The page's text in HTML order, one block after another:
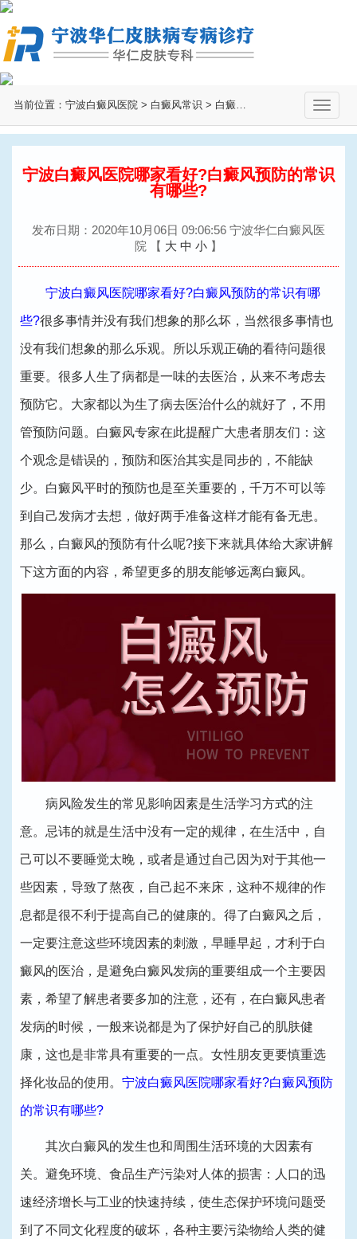
当前位置： 宁波白癜风医院 > 白癜风常识 > 白癜风预防
切
换
宁波白癜风医院哪家看好?白癜风预防的常识
有哪些?
发布日期：2020年10月06日 09:06:56 宁波华仁白癜风医
院
【 大 中 小 】
宁波白癜风医院哪家看好?白癜风预防的常识有哪
些?很多事情并没有我们想象的那么坏，当然很多事情也
没有我们想象的那么乐观。所以乐观正确的看待问题很
重要。很多人生了病都是一味的去医治，从来不考虑去
预防它。大家都以为生了病去医治什么的就好了，不用
管预防问题。白癜风专家在此提醒广大患者朋友们：这
个观念是错误的，预防和医治其实是同步的，不能缺
少。白癜风平时的预防也是至关重要的，千万不可以等
到自己发病才去想，做好两手准备这样才能有备无患。
那么，白癜风的预防有什么呢?接下来就具体给大家讲解
下这方面的内容，希望更多的朋友能够远离白癜风。
病风险发生的常见影响因素是生活学习方式的注
意。忌讳的就是生活中没有一定的规律，在生活中，自
己可以不要睡觉太晚，或者是通过自己因为对于其他一
些因素，导致了熬夜，自己起不来床，这种不规律的作
息都是很不利于提高自己的健康的。得了白癜风之后，
一定要注意这些环境因素的刺激，早睡早起，才利于白
癜风的医治，是避免白癜风发病的重要组成一个主要因
素，希望了解患者要多加的注意，还有，在白癜风患者
发病的时候，一般来说都是为了保护好自己的肌肤健
康，这也是非常具有重要的一点。女性朋友更要慎重选
择化妆品的使用。宁波白癜风医院哪家看好?白癜风预防
的常识有哪些?
其次白癜风的发生也和周围生活环境的大因素有
关。避免环境、食品生产污染对人体的损害：人口的迅
速经济增长与工业的快速持续，使生态保护环境问题受
到了不同文化程度的破坏，各种主要污染物给人类的健